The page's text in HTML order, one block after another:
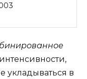
укладываться в